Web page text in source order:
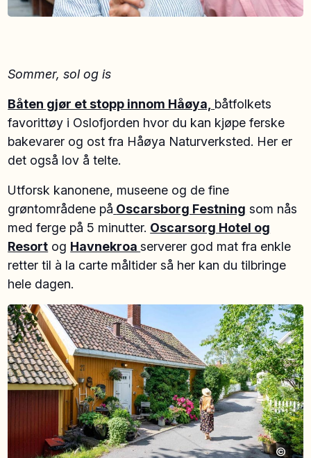
Sommer, sol og is
Båten gjør et stopp innom Håøya, båtfolkets
favorittøy i Oslofjorden hvor du kan kjøpe ferske
bakevarer og ost fra Håøya Naturverksted. Her er
det også lov å telte.
Utforsk kanonene, museene og de fine
grøntområdene på Oscarsborg Festning som nås
med ferge på 5 minutter. Oscarsorg Hotel og
Resort og Havnekroaserverer god mat fra enkle
retter til à la carte måltider så her kan du tilbringe
hele dagen.
©